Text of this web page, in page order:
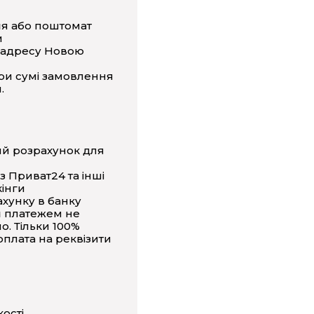
або поштомат
Новою
сумі замовлення
розрахунок для
Приват24 та інші
в банку
не
Тільки 100%
на реквізити